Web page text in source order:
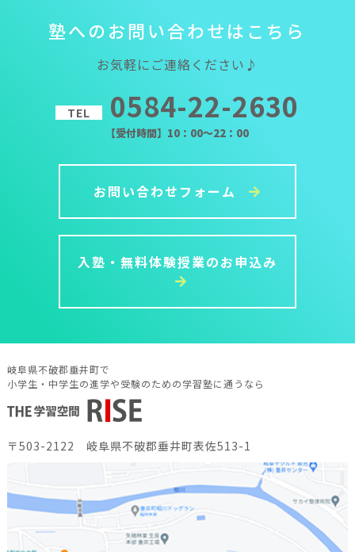
塾への お問い合わせは こ ち ら
お気軽にご連絡ください♪
TEL 0584-22-2630
【受付時間】10：00～22：00
お問い合わせフォーム
入塾・無料体験授業のお申込み
岐阜県不破郡垂井町で
小学生・中学生の進学や受験のための学習塾に通うなら
〒503-2122 岐阜県不破郡垂井町表佐513-1